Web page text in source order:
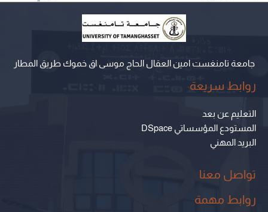
جامعة تامنغست امين العقال الحاج موسى اق خموك طريق المطار
روابط سريعة
التعليم عن بعد
المستودع المؤسساتي DSpace
البريد المهني
تواصل معنا
روابط مهمة